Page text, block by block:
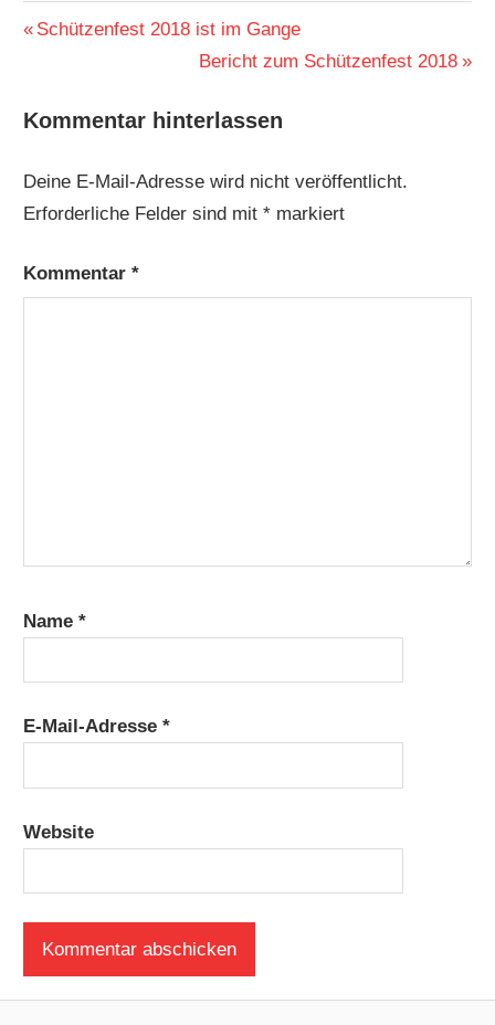
Beitragsnavigation
Vorheriger
Schützenfest 2018 ist im Gange
Nächster
Bericht zum Schützenfest 2018
Kommentar hinterlassen
Deine E-Mail-Adresse wird nicht veröffentlicht.
Erforderliche Felder sind mit* markiert
Kommentar*
Name*
E-Mail-Adresse*
Website